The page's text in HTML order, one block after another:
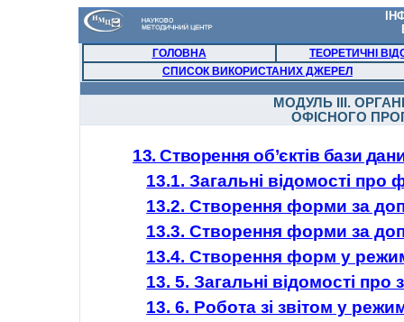
ГОЛОВНА
ТЕОРЕТИЧНІ
СПИСОК ВИКОРИСТАНИХ ДЖЕРЕЛ
МОДУЛЬ ІІІ .
ОФІСНОГО
13. Створення об’єктів бази
13.1. Загальні відомості про
13.2. Створення форми за
13.3. Створення форми за
13.4. Створення форм у
13. 5. Загальні відомості про
13. 6. Робота зі звітом у